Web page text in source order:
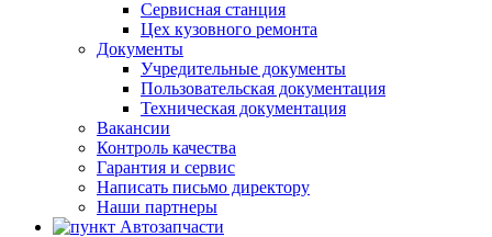
Сервисная станция
Цех кузовного ремонта
Документы
Учредительные документы
Пользовательская документация
Техническая документация
Вакансии
Контроль качества
Гарантия и сервис
Написать письмо директору
Наши партнеры
Автозапчасти